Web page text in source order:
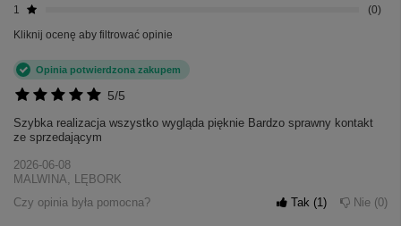
1
0
Kliknij ocenę aby filtrować opinie
5/5
Opinia potwierdzona zakupem
Szybka realizacja wszystko wygląda pięknie Bardzo sprawny kontakt
ze sprzedającym
2026-06-08
MALWINA, LĘBORK
Czy opinia była pomocna?
Tak 1 Nie 0